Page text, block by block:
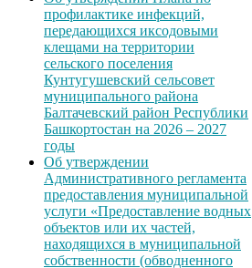
профилактике инфекций,
передающихся иксодовыми
клещами на территории
сельского поселения
Кунтугушевский сельсовет
муниципального района
Балтачевский район Республики
Башкортостан на 2026 – 2027
годы
Об утверждении
Административного регламента
предоставления муниципальной
услуги «Предоставление водных
объектов или их частей,
находящихся в муниципальной
собственности (обводненного